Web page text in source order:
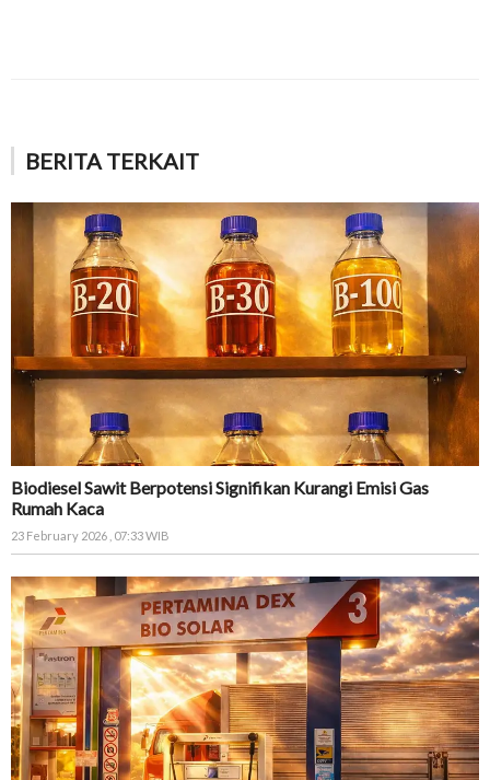
BERITA TERKAIT
Biodiesel Sawit Berpotensi Signifikan Kurangi Emisi Gas
Rumah Kaca
23 February 2026 , 07:33 WIB